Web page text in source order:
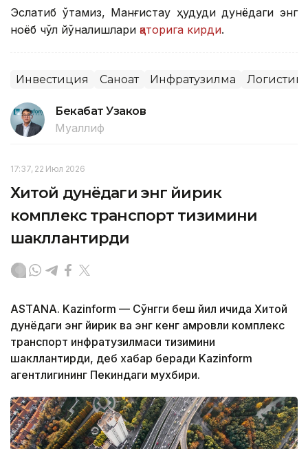
Эслатиб ўтамиз, Манғистау ҳудуди дунёдаги энг
ноёб чўл йўналишлари қаторига кирди.
Инвестиция Саноат Инфратузилма Логистика
Бекабат Узаков
Муаллиф
17:37, 22 Июл 2026
Хитой дунёдаги энг йирик
комплекс транспорт тизимини
шакллантирди
ASTANA. Kazinform — Сўнгги беш йил ичида Хитой
дунёдаги энг йирик ва энг кенг қамровли комплекс
транспорт инфратузилмаси тизимини
шакллантирди, деб хабар беради Kazinform
агентлигининг Пекиндаги мухбири.